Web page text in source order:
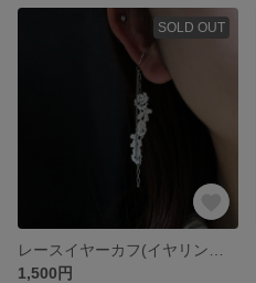
SOLD OUT
1,500円